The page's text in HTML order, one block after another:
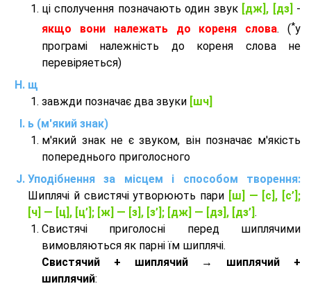
ці сполучення позначають один звук [дж], [дз] -
якщо вони належать до кореня слова. (*у
програмі належність до кореня слова не
перевіряеться)
щ
завжди позначає два звуки [шч]
ь (м'який знак)
м'який знак не є звуком, він позначає м'якість
попереднього приголосного
Уподібнення за місцем і способом творення:
Шиплячі й свистячі утворюють пари [ш] — [c], [с’];
[ч] — [ц], [ц’]; [ж] — [з], [з’]; [дж] — [дз], [дз’] .
Свистячі приголосні перед шиплячими
вимовляються як парні їм шиплячі.
Cвистячий + шиплячий → шиплячий +
шиплячий: